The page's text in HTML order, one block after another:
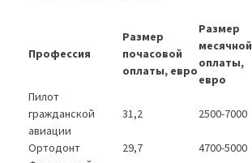
Профессия
Размер
почасовой
оплаты, евро
Размер
месячной
оплаты,
евро
Пилот
гражданской
авиации
31,2 2500-7000
Ортодонт
29,7 4700-5000